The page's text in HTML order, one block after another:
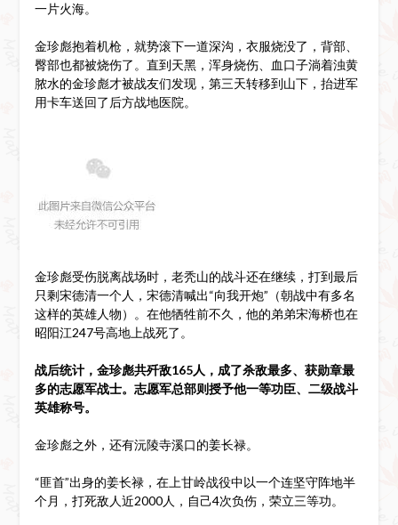
一片火海。
金珍彪抱着机枪，就势滚下一道深沟，衣服烧没了，背部、
臀部也都被烧伤了。直到天黑，浑身烧伤、血口子淌着浊黄
脓水的金珍彪才被战友们发现，第三天转移到山下，抬进军
用卡车送回了后方战地医院。
金珍彪受伤脱离战场时，老秃山的战斗还在继续，打到最后
只剩宋德清一个人，宋德清喊出“向我开炮”（朝战中有多名
这样的英雄人物）。在他牺牲前不久，他的弟弟宋海桥也在
昭阳江247号高地上战死了。
战后统计，金珍彪共歼敌165人，成了杀敌最多、获勋章最
多的志愿军战士。志愿军总部则授予他一等功臣、二级战斗
英雄称号。
金珍彪之外，还有沅陵寺溪口的姜长禄。
“匪首”出身的姜长禄，在上甘岭战役中以一个连坚守阵地半
个月，打死敌人近2000人，自己4次负伤，荣立三等功。